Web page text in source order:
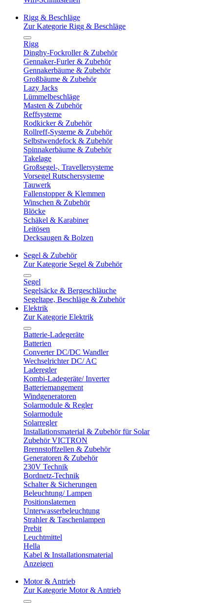
Rigg & Beschläge
Zur Kategorie Rigg & Beschläge
Rigg
Dinghy-Fockroller & Zubehör
Gennaker-Furler & Zubehör
Gennakerbäume & Zubehör
Großbäume & Zubehör
Lazy Jacks
Lümmelbeschläge
Masten & Zubehör
Reffsysteme
Rodkicker & Zubehör
Rollreff-Systeme & Zubehör
Selbstwendefock & Zubehör
Spinnakerbäume & Zubehör
Takelage
Großsegel-, Travellersysteme
Vorsegel Rutschersysteme
Tauwerk
Fallenstopper & Klemmen
Winschen & Zubehör
Blöcke
Schäkel & Karabiner
Leitösen
Decksaugen & Bolzen
Segel & Zubehör
Zur Kategorie Segel & Zubehör
Segel
Segelsäcke & Bergeschläuche
Segeltape, Beschläge & Zubehör
Elektrik
Zur Kategorie Elektrik
Batterie-Ladegeräte
Batterien
Converter DC/DC Wandler
Wechselrichter DC/ AC
Laderegler
Kombi-Ladegeräte/ Inverter
Batteriemangement
Windgeneratoren
Solarmodule & Regler
Solarmodule
Solarregler
Installationsmaterial & Zubehör für Solar
Zubehör VICTRON
Brennstoffzellen & Zubehör
Generatoren & Zubehör
230V Technik
Bordnetz-Technik
Schalter & Sicherungen
Beleuchtung/ Lampen
Positionslaternen
Unterwasserbeleuchtung
Strahler & Taschenlampen
Prebit
Leuchtmittel
Hella
Kabel & Installationsmaterial
Anzeigen
Motor & Antrieb
Zur Kategorie Motor & Antrieb